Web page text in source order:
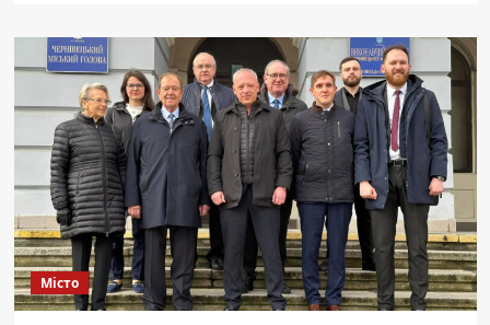
міськрада
оголосила
аукціон
на
поточний
ремонт
міжбудинкових
проїздів
у
2025
році
з
бюджетом
10
Місто